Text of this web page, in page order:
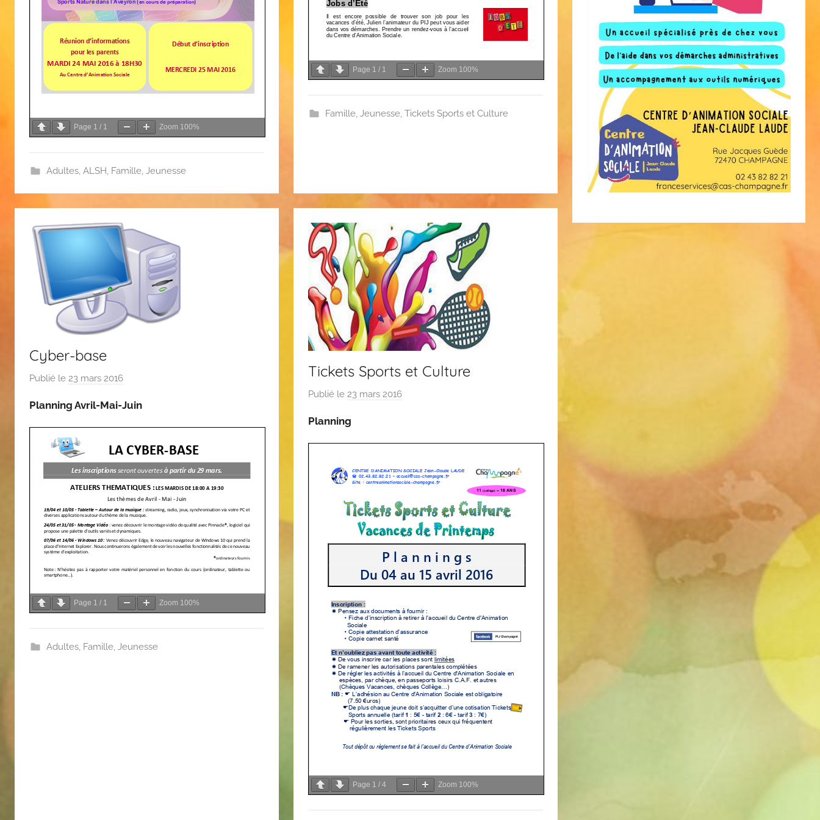
Page 1 / 1 Zoom 100%
Adultes, ALSH, Famille, Jeunesse
Page 1 / 1 Zoom 100%
Famille, Jeunesse, Tickets Sports et Culture
Cyber-base
Publié le 23 mars 2016
r
C
S
Planning Avril-Mai-Juin
Page 1 / 1 Zoom 100%
Adultes, Famille, Jeunesse
Tickets Sports et Culture
Publié le23 mars 2016
C
S
Planning
Page 1 /4 Zoom 100%